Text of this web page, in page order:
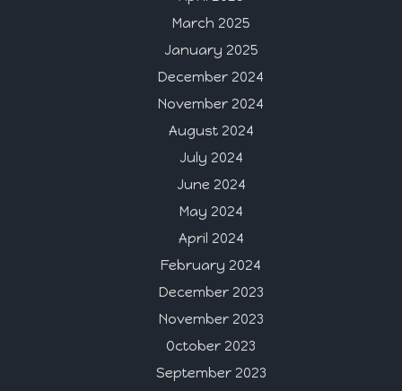
March 2025
January 2025
December 2024
November 2024
August 2024
July 2024
June 2024
May 2024
April 2024
February 2024
December 2023
November 2023
October 2023
September 2023